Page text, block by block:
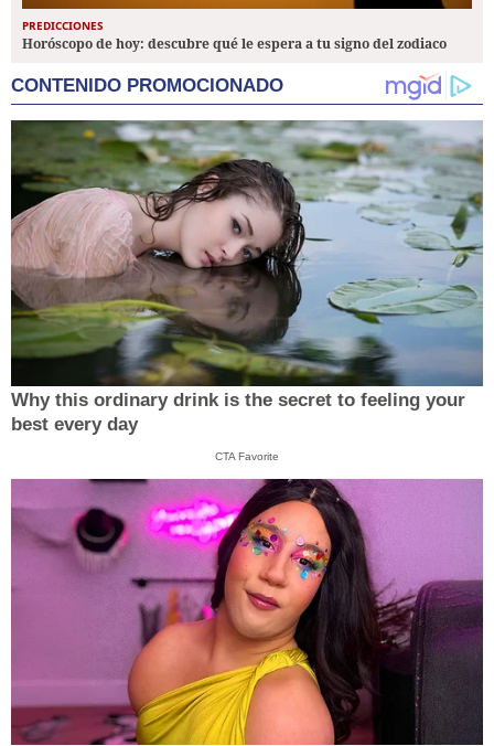
PREDICCIONES
Horóscopo de hoy: descubre qué le espera a tu signo del zodiaco
CONTENIDO PROMOCIONADO
Why this ordinary drink is the secret to feeling your
best every day
CTA Favorite